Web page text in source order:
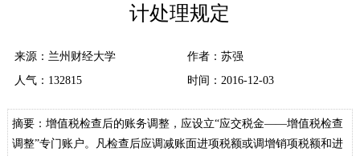
计处理规定
来源：兰州财经大学
作者：苏强
人气： 132815 时间：2016-12-03
摘要：增值税检查后的账务调整，应设立“应交税金——增值税检查
调整”专门账户。凡检查后应调减账面进项税额或调增销项税额和进